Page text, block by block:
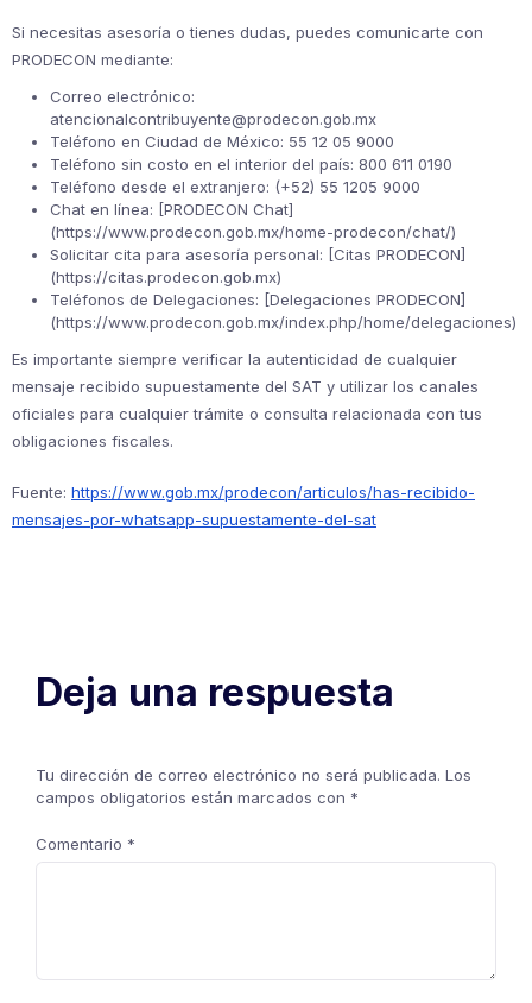
Si necesitas asesoría o tienes dudas, puedes comunicarte con
PRODECON mediante:
Correo electrónico:
atencionalcontribuyente@prodecon.gob.mx
Teléfono en Ciudad de México: 55 12 05 9000
Teléfono sin costo en el interior del país: 800 611 0190
Teléfono desde el extranjero: (+52) 55 1205 9000
Chat en línea: [PRODECON Chat]
(https://www.prodecon.gob.mx/home-prodecon/chat/)
Solicitar cita para asesoría personal: [Citas PRODECON]
(https://citas.prodecon.gob.mx)
Teléfonos de Delegaciones: [Delegaciones PRODECON]
(https://www.prodecon.gob.mx/index.php/home/delegaciones)
Es importante siempre verificar la autenticidad de cualquier
mensaje recibido supuestamente del SAT y utilizar los canales
oficiales para cualquier trámite o consulta relacionada con tus
obligaciones fiscales.
Fuente: https://www.gob.mx/prodecon/articulos/has-recibido-
mensajes-por-whatsapp-supuestamente-del-sat
Deja una respuesta
Tu dirección de correo electrónico no será publicada. Los
campos obligatorios están marcados con *
Comentario *